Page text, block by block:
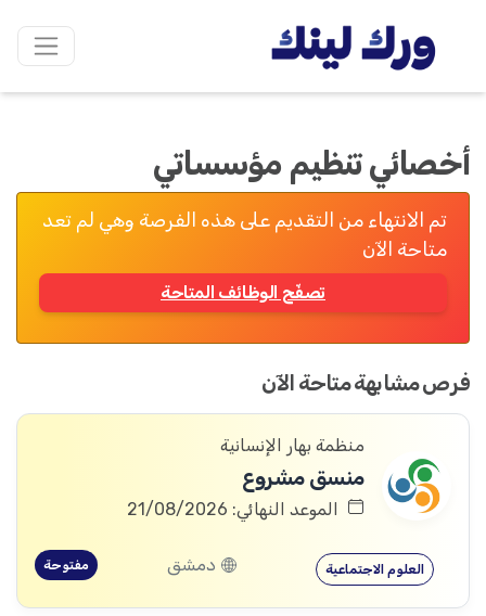
أخصائي تنظيم مؤسساتي
تم الانتهاء من التقديم على هذه الفرصة وهي لم تعد
متاحة الآن
تصفّح الوظائف المتاحة
فرص مشابهة متاحة الآن
منظمة بهار الإنسانية
منسق مشروع
الموعد النهائي: 21/08/2026
العلوم الاجتماعية دمشق مفتوحة